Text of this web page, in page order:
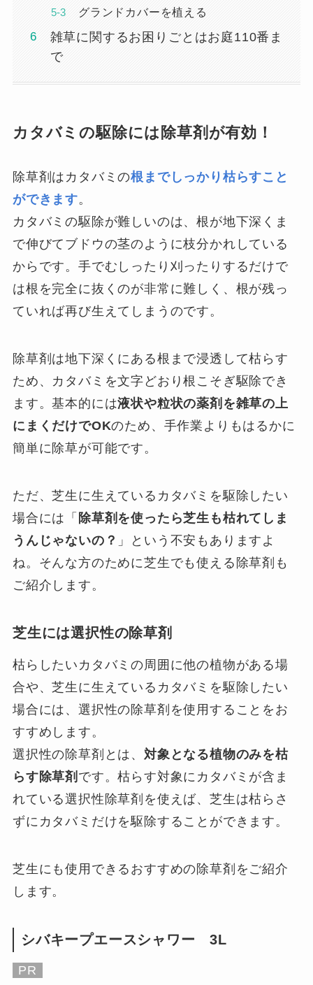
グランドカバーを植える
雑草に関するお困りごとはお庭110番ま
で
カタバミの駆除には除草剤が有効！
除草剤はカタバミの根までしっかり枯らすこと
ができます。
カタバミの駆除が難しいのは、根が地下深くま
で伸びてブドウの茎のように枝分かれしている
からです。手でむしったり刈ったりするだけで
は根を完全に抜くのが非常に難しく、根が残っ
ていれば再び生えてしまうのです。
除草剤は地下深くにある根まで浸透して枯らす
ため、カタバミを文字どおり根こそぎ駆除でき
ます。基本的には液状や粒状の薬剤を雑草の上
にまくだけでOKのため、手作業よりもはるかに
簡単に除草が可能です。
ただ、芝生に生えているカタバミを駆除したい
場合には「 除草剤を使ったら芝生も枯れてしま
うんじゃないの？ 」という不安もありますよ
ね。そんな方のために芝生でも使える除草剤も
ご紹介します。
芝生には選択性の除草剤
枯らしたいカタバミの周囲に他の植物がある場
合や、芝生に生えているカタバミを駆除したい
場合には、選択性の除草剤を使用することをお
すすめします。
選択性の除草剤とは、 対象となる植物のみを枯
らす除草剤 です。枯らす対象にカタバミが含ま
れている選択性除草剤を使えば、芝生は枯らさ
ずにカタバミだけを駆除することができます。
芝生にも使用できるおすすめの除草剤をご紹介
します。
シバキープエースシャワー 3L
PR